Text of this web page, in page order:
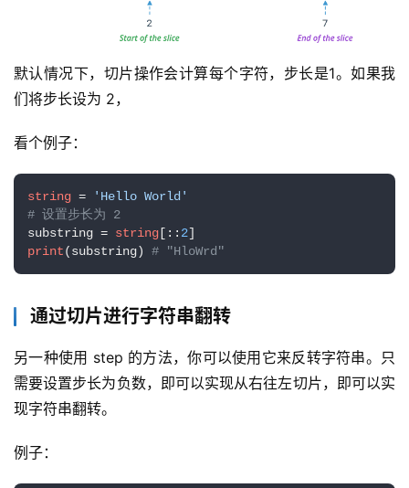
领
券
入
口
券
码
中
心
资
默认情况下，切片操作会计算每个字符，步长是1。如果我
们将步长设为 2，
看个例子：
string =
'Hello World'
# 设置步长为 2
substring = string [:: 2
print(substring) # "HloWrd"
通过切片进行字符串翻转
另一种使用 step 的方法，你可以使用它来反转字符串。只
需要设置步长为负数，即可以实现从右往左切片，即可以实
现字符串翻转。
例子：